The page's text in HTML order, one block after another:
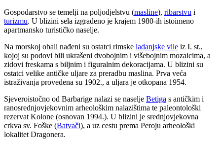
Gospodarstvo se temelji na poljodjelstvu (masline), ribarstvu i
turizmu. U blizini sela izgrađeno je krajem 1980-ih istoimeno
apartmansko turističko naselje.
Na morskoj obali nađeni su ostatci rimske ladanjske vile iz I. st.,
kojoj su podovi bili ukrašeni dvobojnim i višebojnim mozaicima, a
zidovi freskama s biljnim i figuralnim dekoracijama. U blizini su
ostatci velike antičke uljare za preradbu maslina. Prva veća
istraživanja provedena su 1902., a uljara je otkopana 1954.
Sjeveroistočno od Barbarige nalazi se naselje Betiga s antičkim i
ranosrednjovjekovnim arheološkim nalazištima te paleontološki
rezervat Kolone (osnovan 1994.). U blizini je srednjovjekovna
crkva sv. Foške (Batvači), a uz cestu prema Peroju arheološki
lokalitet Dragonera.